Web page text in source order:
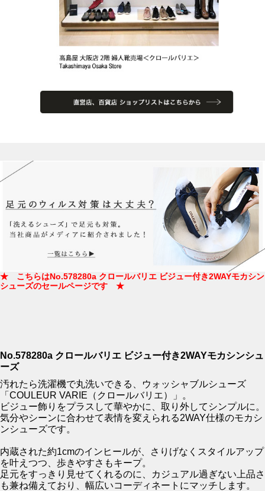
★ こちらはNo.578280a クロールバリエ ビジュー付き2WAYモカシン
シューズのセールページです ★
No.578280a クロールバリエ ビジュー付き2WAYモカシンシュ
ーズ
汚れたら洗濯機で丸洗いできる、ウォッシャブルシューズ
「COULEUR VARIE（クロールバリエ）」。
ビジュー飾りをプラスして華やかに、取り外してシンプルに。
気分やシーンに合わせて表情を変えられる2WAY仕様のモカシ
ンシューズです。
内蔵された約1cmのインヒールが、さりげなくスタイルアップ
を叶えつつ、歩きやすさもキープ。
足元をすっきり見せてくれるのに、カジュアル過ぎない上品さ
も兼ね備えており、幅広いコーディネートにマッチします。